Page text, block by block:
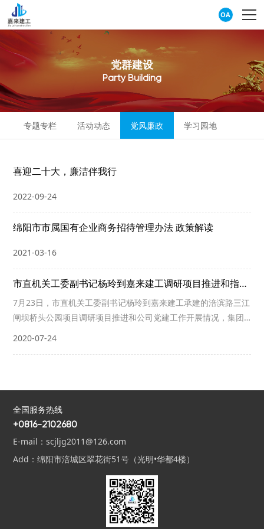
OA
党群建设
Party Building
专题专栏 活动动态 党风廉政 学习园地
喜迎二十大，廉洁伴我行
2022-09-24
绵阳市市属国有企业商务招待管理办法 政策解读
2021-03-16
市直机关工委副书记杨玲到嘉来建工调研项目推进和指导基层党建工作
7月23日，市直机关工委副书记杨玲到嘉来建工承建的涪滨路三江
闸坝桥头公园项目调研项目推进和公司党建工作开展情况，集团
2020-07-24
全国服务热线
+0816-2102680
E-mail：scjljg2011@126.com
Add：绵阳市涪城区翠花街51号（光明•华都4楼）